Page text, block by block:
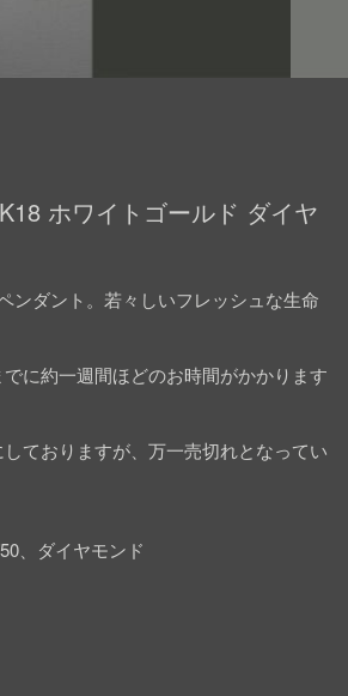
ホワイトゴールド ダイヤ
ンダント。若々しいフレッシュな生命
に約一週間ほどのお時間がかかります
ておりますが、万一売切れとなってい
、ダイヤモンド